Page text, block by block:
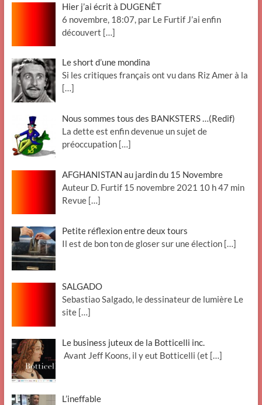
Hier j’ai écrit à DUGENÊT
6 novembre, 18:07, par Le Furtif J’ai enfin
découvert […]
Le short d’une mondina
Si les critiques français ont vu dans Riz Amer à la
[…]
Nous sommes tous des BANKSTERS …(Redif)
La dette est enfin devenue un sujet de
préoccupation […]
AFGHANISTAN au jardin du 15 Novembre
Auteur D. Furtif 15 novembre 2021 10 h 47 min
Revue […]
Petite réflexion entre deux tours
Il est de bon ton de gloser sur une élection […]
SALGADO
Sebastiao Salgado, le dessinateur de lumière Le
site […]
Le business juteux de la Botticelli inc.
Avant Jeff Koons, il y eut Botticelli (et […]
L’ineffable